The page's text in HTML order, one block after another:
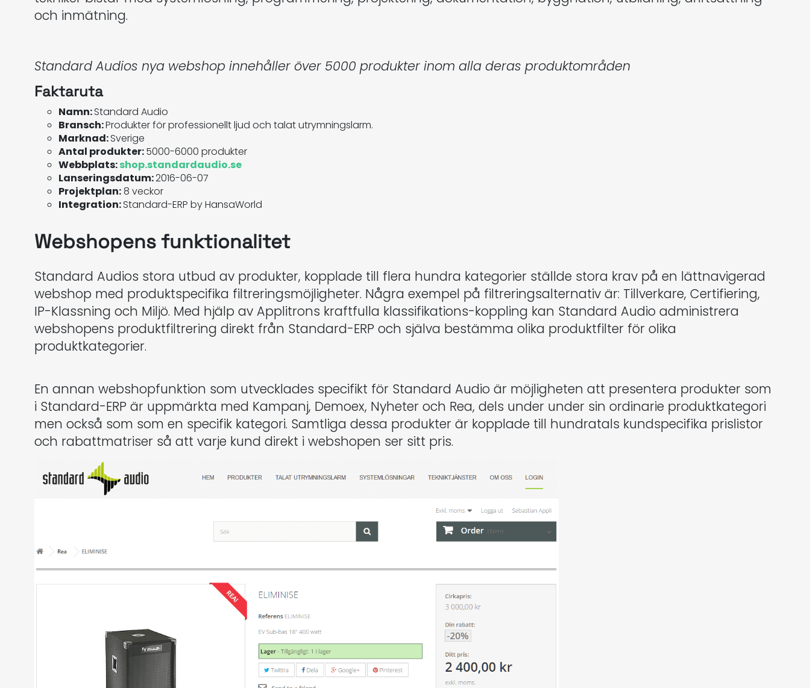
och inmätning.
Standard Audios nya webshop innehåller över 5000 produkter inom alla deras produktområden
Faktaruta
Namn:Standard Audio
Bransch:Produkter för professionellt ljud och talat utrymningslarm.
Marknad:Sverige
Antal produkter:5000-6000 produkter
Webbplats:shop.standardaudio.se
Lanseringsdatum:2016-06-07
Projektplan:8 veckor
Integration:Standard-ERP by HansaWorld
Webshopens funktionalitet
Standard Audios stora utbud av produkter, kopplade till flera hundra kategorier ställde stora krav på en lättnavigerad
webshop med produktspecifika filtreringsmöjligheter. Några exempel på filtreringsalternativ är: Tillverkare, Certifiering,
IP-Klassning och Miljö. Med hjälp av Applitrons kraftfulla klassifikations-koppling kan Standard Audio administrera
webshopens produktfiltrering direkt från Standard-ERP och själva bestämma olika produktfilter för olika
produktkategorier.
En annan webshopfunktion som utvecklades specifikt för Standard Audio är möjligheten att presentera produkter som
i Standard-ERP är uppmärkta med Kampanj, Demoex, Nyheter och Rea, dels under under sin ordinarie produktkategori
men också som som en specifik kategori. Samtliga dessa produkter är kopplade till hundratals kundspecifika prislistor
och rabattmatriser så att varje kund direkt i webshopen ser sitt pris.